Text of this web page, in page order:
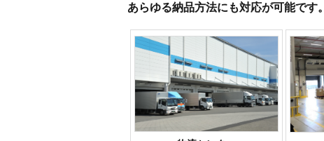
あらゆる納品方法にも対応が可能です。